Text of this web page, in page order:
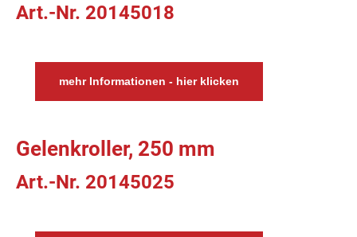
Art.-Nr. 20145018
mehr Informationen - hier klicken
Gelenkroller, 250 mm
Art.-Nr. 20145025